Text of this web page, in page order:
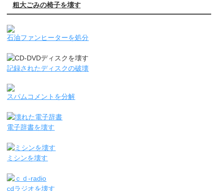
粗大ごみの椅子を壊す
石油ファンヒーターを処分
記録されたディスクの破壊
スパムコメントを分解
電子辞書を壊す
ミシンを壊す
cdラジオを壊す